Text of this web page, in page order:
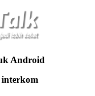
Android